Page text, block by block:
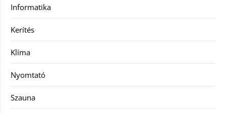
Informatika
Kerítés
Klíma
Nyomtató
Szauna